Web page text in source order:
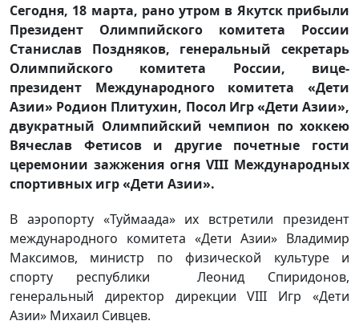
Сегодня, 18 марта, рано утром в Якутск прибыли
Президент Олимпийского комитета России
Станислав Поздняков, генеральный секретарь
Олимпийского комитета России, вице-
президент Международного комитета «Дети
Азии» Родион Плитухин, Посол Игр «Дети Азии»,
двукратный Олимпийский чемпион по хоккею
Вячеслав Фетисов и другие почетные гости
церемонии зажжения огня VIII Международных
спортивных игр «Дети Азии».
В аэропорту «Туймаада» их встретили президент
международного комитета «Дети Азии» Владимир
Максимов, министр по физической культуре и
спорту республики Леонид Спиридонов,
генеральный директор дирекции VIII Игр «Дети
Азии» Михаил Сивцев.